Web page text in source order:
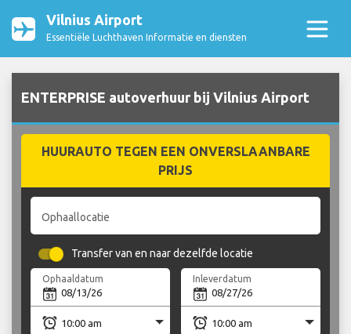
Vilnius Airport
Essentiële Luchthaven Informatie en diensten
ENTERPRISE autoverhuur bij Vilnius Airport
HUURAUTO TEGEN EEN ONVERSLAANBARE
PRIJS
Ophaallocatie
Transfer van en naar dezelfde locatie
Ophaaldatum Inleverdatum